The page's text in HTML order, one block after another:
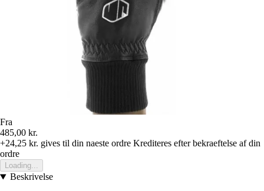
Fra
485,00 kr.
+24,25 kr. gives til din naeste ordre Krediteres efter bekraeftelse af din
ordre
Loading...
Beskrivelse